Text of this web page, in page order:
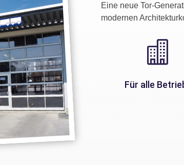
Eine neue Tor-
modernen

Für alle